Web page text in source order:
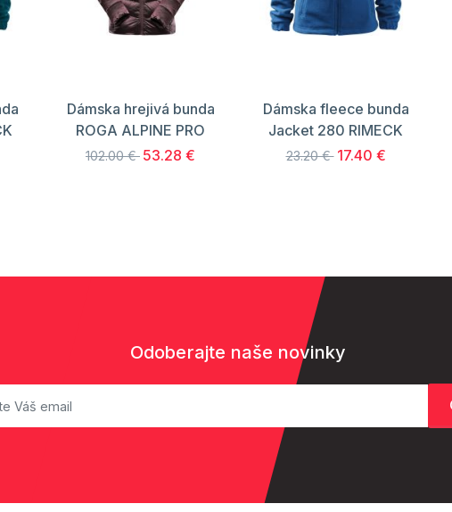
Dámska hrejivá bunda
ROGA ALPINE PRO
102.00 € 53.28 €
Dámska fleece bunda
Jacket 280 RIMECK
23.20 € 17.40 €
Odoberajte naše novinky